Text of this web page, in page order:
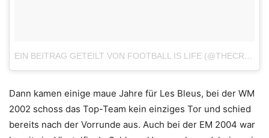
EIN BEITRAG GETEILT VON FOOTBALL IS LIFE (@THECRUYFFTURN)
Dann kamen einige maue Jahre für Les Bleus, bei der WM
2002 schoss das Top-Team kein einziges Tor und schied
bereits nach der Vorrunde aus. Auch bei der EM 2004 war